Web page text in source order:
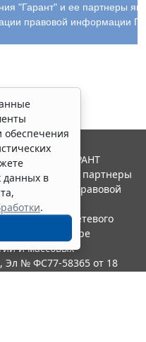
"Гарант" и ее партнеры
правовой информации
обеспечения
данных в
.
Система ГАРАНТ
"Гарант" и ее партнеры
ассоциации правовой
в качестве сетевого
надзору в сфере
и массовых
Эл № ФС77-58365 от 18